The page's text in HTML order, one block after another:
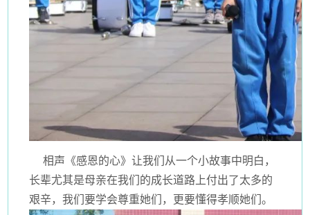
相声《感恩的心》让我们从一个小故事中明白，
长辈尤其是母亲在我们的成长道路上付出了太多的
艰辛，我们要学会尊重她们，更要懂得孝顺她们。